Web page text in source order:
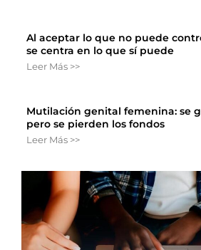
Al aceptar lo que no puede
se centra en lo que sí puede
Leer Más >>
Mutilación genital femenina: se
pero se pierden los fondos
Leer Más >>